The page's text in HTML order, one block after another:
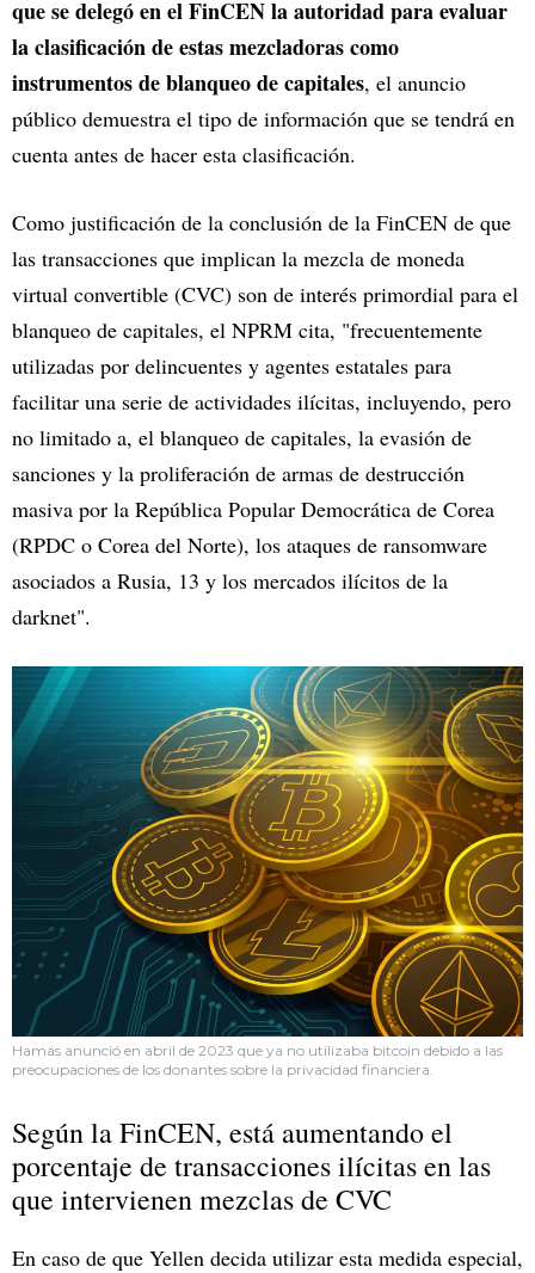
que se delegó en el FinCEN la autoridad para evaluar
la clasificación de estas mezcladoras como
instrumentos de blanqueo de capitales, el anuncio
público demuestra el tipo de información que se tendrá en
cuenta antes de hacer esta clasificación.
Como justificación de la conclusión de la FinCEN de que
las transacciones que implican la mezcla de moneda
virtual convertible (CVC) son de interés primordial para el
blanqueo de capitales, el NPRM cita, "frecuentemente
utilizadas por delincuentes y agentes estatales para
facilitar una serie de actividades ilícitas, incluyendo, pero
no limitado a, el blanqueo de capitales, la evasión de
sanciones y la proliferación de armas de destrucción
masiva por la República Popular Democrática de Corea
(RPDC o Corea del Norte), los ataques de ransomware
asociados a Rusia, 13 y los mercados ilícitos de la
darknet".
Hamás anunció en abril de 2023 que ya no utilizaba bitcoin debido a las
preocupaciones de los donantes sobre la privacidad financiera.
Según la FinCEN, está aumentando el
porcentaje de transacciones ilícitas en las
que intervienen mezclas de CVC
En caso de que Yellen decida utilizar esta medida especial,